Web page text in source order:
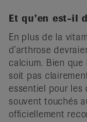
Et qu’en est-il
En plus de la
d’arthrose
calcium. Bien que
soit pas
essentiel pour les
souvent touchés
officiellement